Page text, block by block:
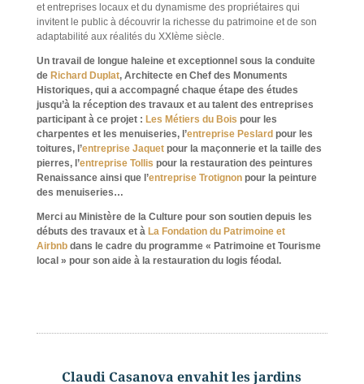
et entreprises locaux et du dynamisme des propriétaires qui
invitent le public à découvrir la richesse du patrimoine et de son
adaptabilité aux réalités du XXIème siècle.
Un travail de longue haleine et exceptionnel sous la conduite
de Richard Duplat, Architecte en Chef des Monuments
Historiques, qui a accompagné chaque étape des études
jusqu’à la réception des travaux et au talent des entreprises
participant à ce projet : Les Métiers du Bois pour les
charpentes et les menuiseries, l’entreprise Peslardpour les
toitures, l’entreprise Jaquetpour la maçonnerie et la taille des
pierres, l’entreprise Tollis pour la restauration des peintures
Renaissance ainsi que l’entreprise Trotignonpour la peinture
des menuiseries…
Merci au Ministère de la Culture pour son soutien depuis les
débuts des travaux et à La Fondation du Patrimoine et
Airbnbdans le cadre du programme « Patrimoine et Tourisme
local » pour son aide à la restauration du logis féodal.
Claudi Casanova envahit les jardins